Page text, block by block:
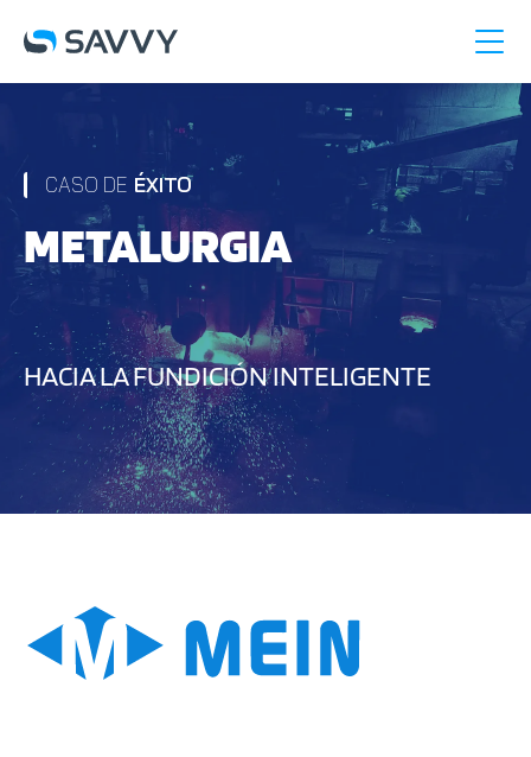
CASO DE ÉXITO
METALURGIA
HACIA LA FUNDICIÓN INTELIGENTE